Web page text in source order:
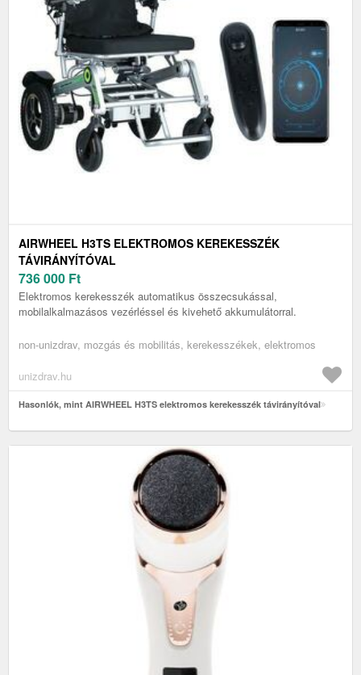
AIRWHEEL H3TS ELEKTROMOS KEREKESSZÉK
TÁVIRÁNYÍTÓVAL
736 000 Ft
Elektromos kerekesszék automatikus összecsukással,
mobilalkalmazásos vezérléssel és kivehető akkumulátorral.
non-unizdrav, mozgás és mobilitás, kerekesszékek, elektromos
unizdrav.hu
Hasonlók, mint AIRWHEEL H3TS elektromos kerekesszék távirányítóval